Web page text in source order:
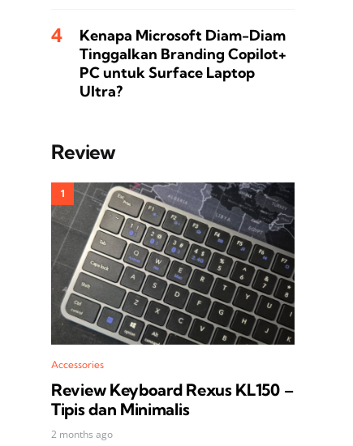
Kenapa Microsoft Diam-Diam
Tinggalkan Branding Copilot+
PC untuk Surface Laptop
Ultra?
Review
Accessories
Review Keyboard Rexus KL150 –
Tipis dan Minimalis
2 months ago